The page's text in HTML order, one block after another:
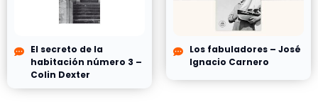
El secreto de la
habitación número 3 –
Colin Dexter
Los fabuladores – José
Ignacio Carnero